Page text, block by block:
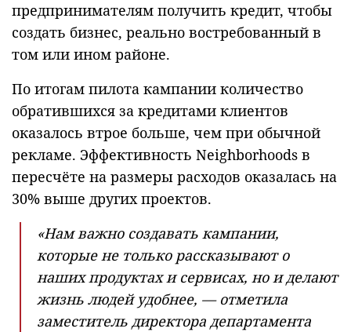
предпринимателям получить кредит, чтобы
создать бизнес, реально востребованный в
том или ином районе.
По итогам пилота кампании количество
обратившихся за кредитами клиентов
оказалось втрое больше, чем при обычной
рекламе. Эффективность Neighborhoods в
пересчёте на размеры расходов оказалась на
30% выше других проектов.
«Нам важно создавать кампании,
которые не только рассказывают о
наших продуктах и сервисах, но и делают
жизнь людей удобнее, — отметила
заместитель директора департамента